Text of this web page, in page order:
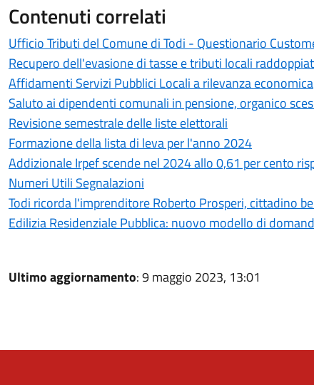
Contenuti correlati
Ufficio Tributi del Comune di Todi - Questionario
Recupero dell'evasione di tasse e tributi locali
Affidamenti Servizi Pubblici Locali a rilevanza economica
Saluto ai dipendenti comunali in pensione, organico
Revisione semestrale delle liste elettorali
Formazione della lista di leva per l'anno 2024
Addizionale Irpef scende nel 2024 allo 0,61 per cento
Numeri Utili Segnalazioni
Todi ricorda l'imprenditore Roberto Prosperi, cittadino
Edilizia Residenziale Pubblica: nuovo modello di
Ultimo aggiornamento: 9 maggio 2023, 13:01